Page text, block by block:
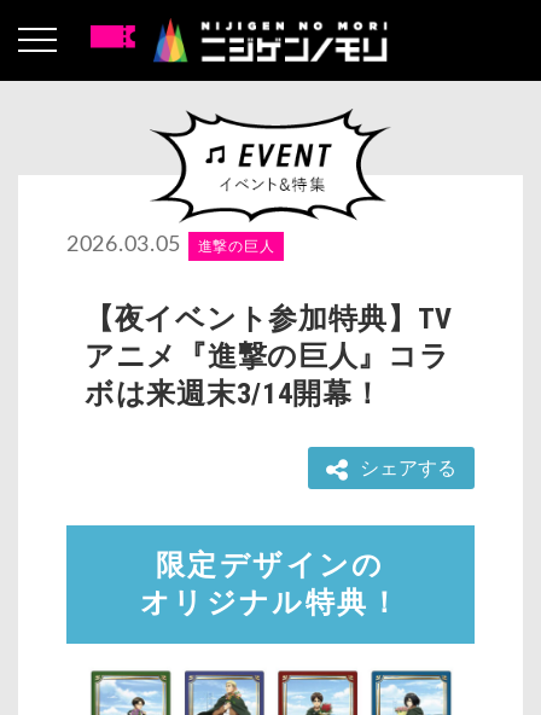
2026.03.05 進撃の巨人
【夜イベント参加特典】TV
アニメ『進撃の巨人』コラ
ボは来週末3/14開幕！
シェアする
限定デザインの
オリジナル特典！